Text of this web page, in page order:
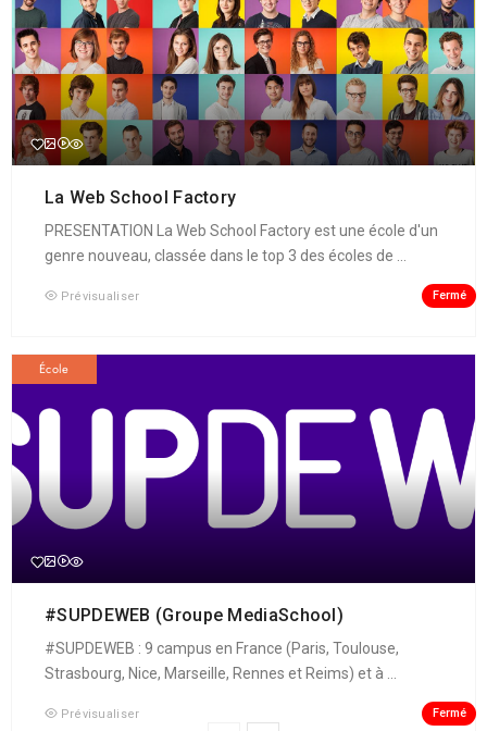
La Web School Factory
PRESENTATION La Web School Factory est une école d'un
genre nouveau, classée dans le top 3 des écoles de ...
Prévisualiser Fermé
École
#SUPDEWEB (Groupe MediaSchool)
#SUPDEWEB : 9 campus en France (Paris, Toulouse,
Strasbourg, Nice, Marseille, Rennes et Reims) et à ...
Prévisualiser Fermé